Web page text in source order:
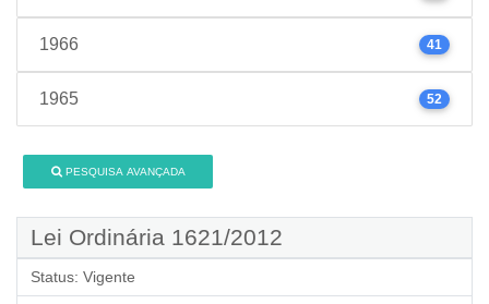
1966 41
1965 52
PESQUISA AVANÇADA
Lei Ordinária 1621/2012
Status: Vigente